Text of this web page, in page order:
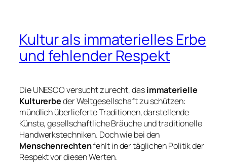
Kultur als immaterielles Erbe
und fehlender Respekt
Die UNESCO versucht zurecht, dasimmaterielle
Kulturerbeder Weltgesellschaft zu schützen:
mündlich überlieferte Traditionen, darstellende
Künste, gesellschaftliche Bräuche und traditionelle
Handwerkstechniken. Doch wie bei den
Menschenrechtenfehlt in der täglichen Politik der
Respekt vor diesen Werten.